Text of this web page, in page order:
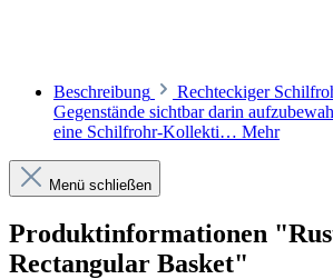
Beschreibung
Rechteckiger
Gegenstände sichtbar darin
eine Schilfrohr-Kollekti… Mehr
Menü schließen
Produktinformationen
Rectangular Basket"